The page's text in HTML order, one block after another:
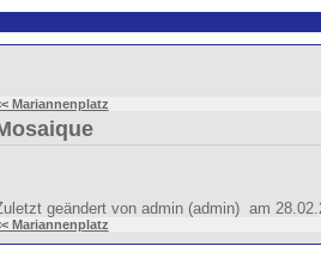
Mariannenplatz
geändert von admin (admin) am
Mariannenplatz